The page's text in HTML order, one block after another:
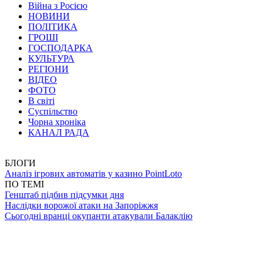
Війна з Росією
НОВИНИ
ПОЛІТИКА
ГРОШІ
ГОСПОДАРКА
КУЛЬТУРА
РЕГІОНИ
ВІДЕО
ФОТО
В світі
Суспільство
Чорна хроніка
КАНАЛ РАДА
БЛОГИ
Аналіз ігрових автоматів у казино PointLoto
ПО ТЕМІ
Генштаб підбив підсумки дня
Наслідки ворожої атаки на Запоріжжя
Сьогодні вранці окупанти атакували Балаклію